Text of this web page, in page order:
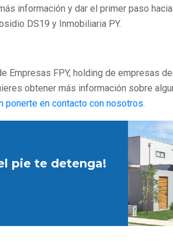
información y dar el primer paso
DS19 y Inmobiliaria PY.
Empresas FPY, holding de empresas
obtener más información sobre
ponerte en contacto con nosotros.
pie te detenga!